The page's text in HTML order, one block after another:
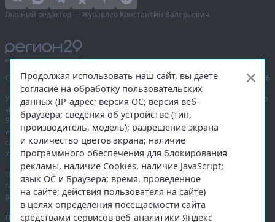
Главный редактор — Журавлёв Константин Валерьевич
Сетевое издание «Информационное агентство Регион 29»,
© 2016–2026
Учредитель — общество с ограниченной ответственностью «Агентство
«Правда Севера».
Выписка из реестра зарегистрированных средств массовой
информации:ЭЛ № ФС 77-74226от 09.11.2018 выдано Федеральной
службой по надзору в сфере связи, информационных технологий
и массовых коммуникаций (Роскомнадзор).
При полном или частичном использовании любых материалов
гиперссылка на region29.ruобязательна. Копирование материалов без
разрешения администрации сайта запрещено.
Правовая информация.
Продолжая использовать наш сайт, вы даете
согласие на обработку пользовательских
данных (IP-адрес; версия ОС; версия веб-
браузера; сведения об устройстве (тип,
производитель, модель); разрешение экрана
и количество цветов экрана; наличие
программного обеспечения для блокирования
рекламы, наличие Cookies, наличие JavaScript;
язык ОС и Браузера; время, проведенное
на сайте; действия пользователя на сайте)
в целях определения посещаемости сайта
средствами сервисов веб-аналитики Яндекс